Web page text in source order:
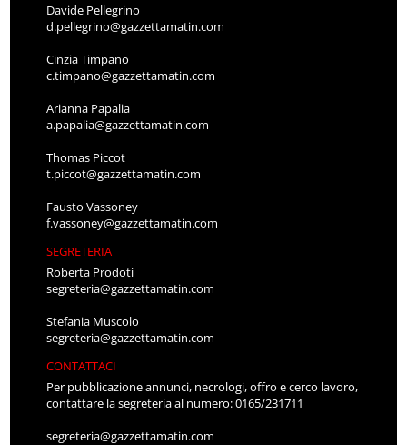
Davide Pellegrino
d.pellegrino@gazzettamatin.com
Cinzia Timpano
c.timpano@gazzettamatin.com
Arianna Papalia
a.papalia@gazzettamatin.com
Thomas Piccot
t.piccot@gazzettamatin.com
Fausto Vassoney
f.vassoney@gazzettamatin.com
SEGRETERIA
Roberta Prodoti
segreteria@gazzettamatin.com
Stefania Muscolo
segreteria@gazzettamatin.com
CONTATTACI
Per pubblicazione annunci, necrologi, offro e cerco lavoro,
contattare la segreteria al numero: 0165/231711
segreteria@gazzettamatin.com